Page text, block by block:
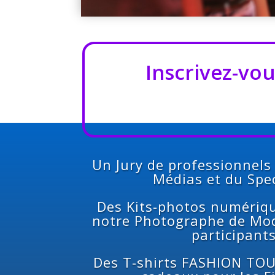
Inscrivez-
Un Jury de
Médias et du
Des Kits-photos
notre Photographe de
Des T-shirts FASHION